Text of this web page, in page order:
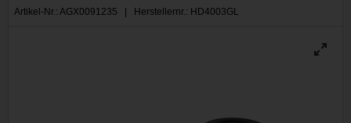
Artikel-Nr.: AGX0091235 | Herstellernr.: HD4003GL